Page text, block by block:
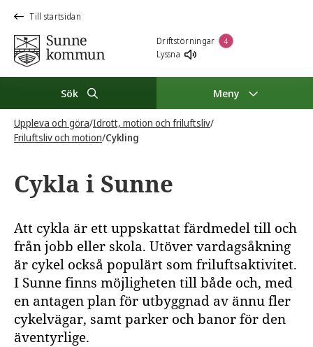
Till startsidan
Driftstörningar 4
Lyssna
Sök Meny
Uppleva och göra/Idrott, motion och friluftsliv/
Friluftsliv och motion/Cykling
Cykla i Sunne
Att cykla är ett uppskattat färdmedel till och
från jobb eller skola. Utöver vardagsåkning
är cykel också populärt som friluftsaktivitet.
I Sunne finns möjligheten till både och, med
en antagen plan för utbyggnad av ännu fler
cykelvägar, samt parker och banor för den
äventyrlige.